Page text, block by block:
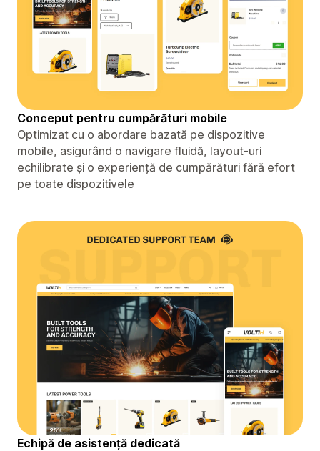
Conceput pentru cumpărături mobile
Optimizat cu o abordare bazată pe dispozitive
mobile, asigurând o navigare fluidă, layout-uri
echilibrate și o experiență de cumpărături fără efort
pe toate dispozitivele
Echipă de asistență dedicată